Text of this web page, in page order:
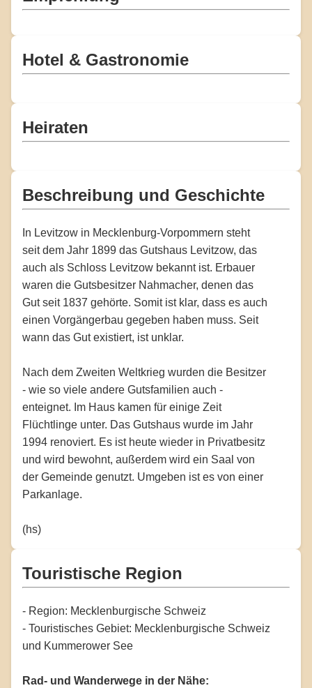
Hotel & Gastronomie
Heiraten
Beschreibung und Geschichte
In Levitzow in Mecklenburg-Vorpommern steht
seit dem Jahr 1899 das Gutshaus Levitzow, das
auch als Schloss Levitzow bekannt ist. Erbauer
waren die Gutsbesitzer Nahmacher, denen das
Gut seit 1837 gehörte. Somit ist klar, dass es auch
einen Vorgängerbau gegeben haben muss. Seit
wann das Gut existiert, ist unklar.
Nach dem Zweiten Weltkrieg wurden die Besitzer
- wie so viele andere Gutsfamilien auch -
enteignet. Im Haus kamen für einige Zeit
Flüchtlinge unter. Das Gutshaus wurde im Jahr
1994 renoviert. Es ist heute wieder in Privatbesitz
und wird bewohnt, außerdem wird ein Saal von
der Gemeinde genutzt. Umgeben ist es von einer
Parkanlage.
(hs)
Touristische Region
- Region: Mecklenburgische Schweiz
- Touristisches Gebiet: Mecklenburgische Schweiz
und Kummerower See
Rad- und Wanderwege in der Nähe: